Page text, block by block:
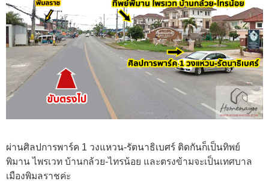
ผ่านศิลปการพาร์ค 1 วงแหวน-รัตนาธิเบศร์ ติดกันก็เป็นทิพย์
พิมาน ไพรเวท บ้านกล้วย-ไทรน้อย และตรงข้ามจะเป็นเทศบาล
เมืองพิมลราชค่ะ